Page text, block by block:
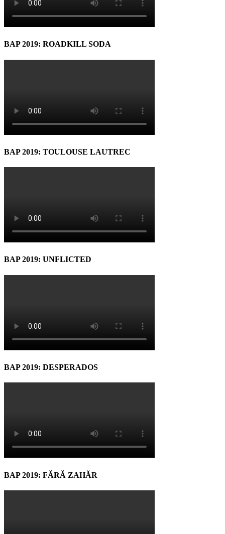
BAP 2019: ROADKILL SODA
BAP 2019: TOULOUSE LAUTREC
BAP 2019: UNFLICTED
BAP 2019: DESPERADOS
BAP 2019: FĂRĂ ZAHĂR